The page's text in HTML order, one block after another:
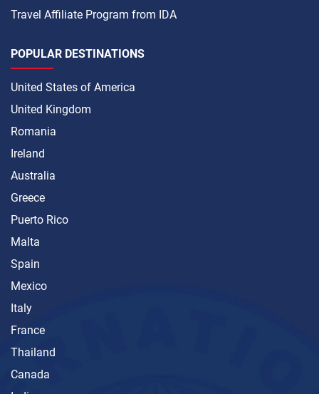
Travel Affiliate Program from IDA
POPULAR DESTINATIONS
United States of America
United Kingdom
Romania
Ireland
Australia
Greece
Puerto Rico
Malta
Spain
Mexico
Italy
France
Thailand
Canada